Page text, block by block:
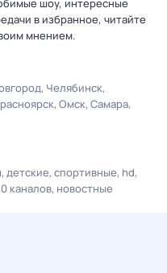
шоу, интересные
в избранное, читайте
мнением.
Челябинск
Омск Самара
детские спортивные hd
каналов новостные